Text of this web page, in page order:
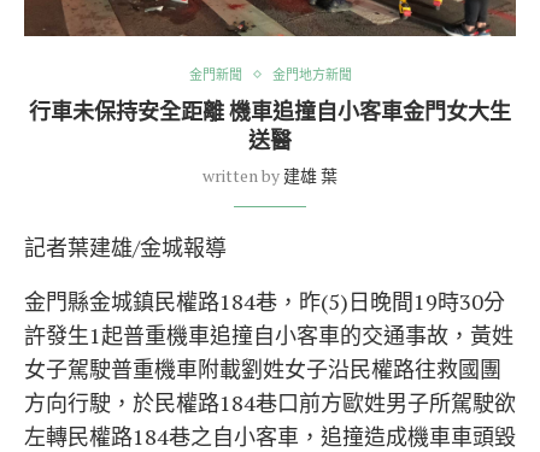
金門新聞 金門地方新聞
行車未保持安全距離 機車追撞自小客車金門女大生
送醫
written by 建雄 葉
記者葉建雄/金城報導
金門縣金城鎮民權路184巷，昨(5)日晚間19時30分
許發生1起普重機車追撞自小客車的交通事故，黃姓
女子駕駛普重機車附載劉姓女子沿民權路往救國團
方向行駛，於民權路184巷口前方歐姓男子所駕駛欲
左轉民權路184巷之自小客車，追撞造成機車車頭毀